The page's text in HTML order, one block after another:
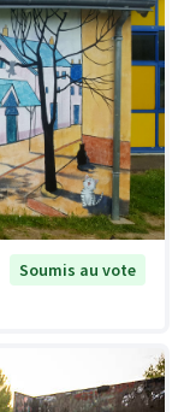
Soumis au vote